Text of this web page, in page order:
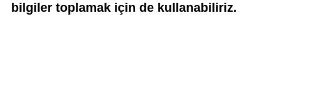
bilgiler toplamak için de kullanabiliriz.